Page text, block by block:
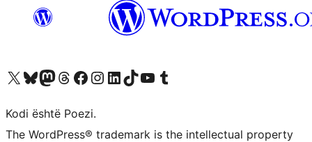
Vizitoni llogarinë tonë X (ish Twitter)
Vizitoni llogarinë tonë Bluesky
Vizitoni llogarinë tonë Mastodon
Vizitoni llogarinë tonë Threads
Vizitoni faqen tonë në Facebook
Vizitoni llogarinë tonë Instagram
Vizitoni llogarinë tonë LinkedIn
Vizitoni llogarinë tonë TikTok
Vizitoni kanalin tonë YouTube
Vizitoni llogarinë tonë Tumblr
Kodi është Poezi.
The WordPress® trademark is the intellectual property